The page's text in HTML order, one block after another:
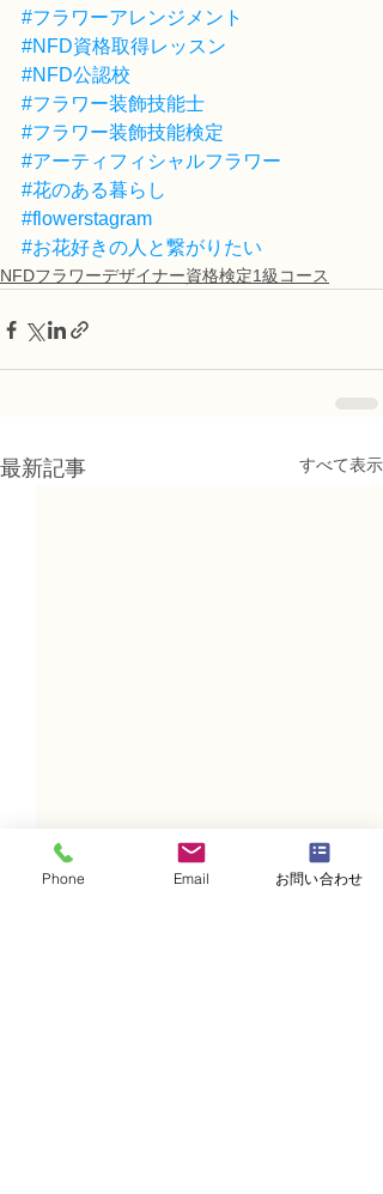
#フラワーアレンジメント
#NFD資格取得レッスン
#NFD公認校
#フラワー装飾技能士
#フラワー装飾技能検定
#アーティフィシャルフラワー
#花のある暮らし
#flowerstagram
#お花好きの人と繋がりたい
NFDフラワーデザイナー資格検定1級コース
最新記事 すべて表示
Phone Email お問い合わせ